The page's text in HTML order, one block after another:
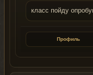
класс пойду
Профиль